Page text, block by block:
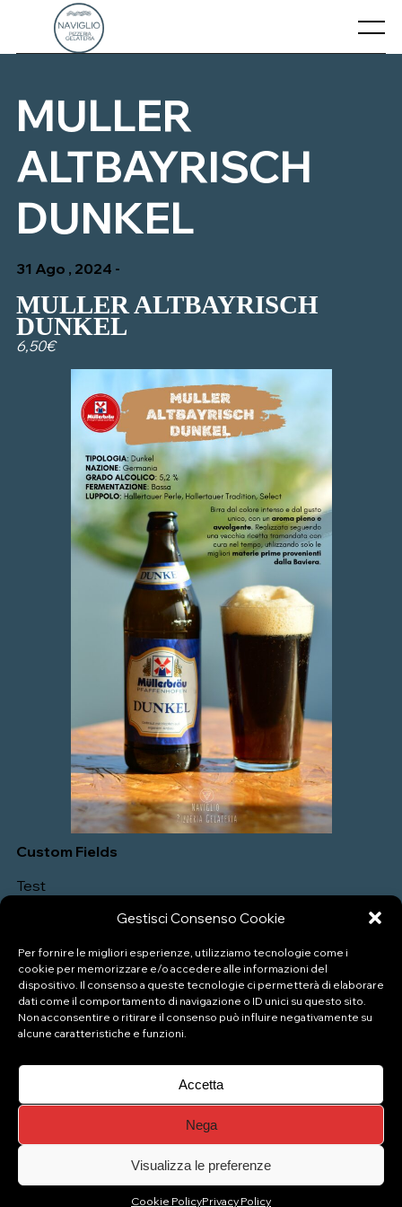
Gestisci Consenso Cookie
Per fornire le migliori esperienze, utilizziamo tecnologie come i
cookie per memorizzare e/o accedere alle informazioni del
dispositivo. Il consenso a queste tecnologie ci permetterà di elaborare
dati come il comportamento di navigazione o ID unici su questo sito.
Non acconsentire o ritirare il consenso può influire negativamente su
alcune caratteristiche e funzioni.
Accetta
Nega
Visualizza le preferenze
Cookie PolicyPrivacy Policy
content
Menu
CONTATTI
IL NOSTRO MENU’
MULLER
ALTBAYRISCH
DUNKEL
31 Ago , 2024 -
MULLER ALTBAYRISCH
DUNKEL
6,50€
Custom Fields
Test
© Copyright 2026 Naviglio Pizzeria Gelateria
Top
Gestisci consenso